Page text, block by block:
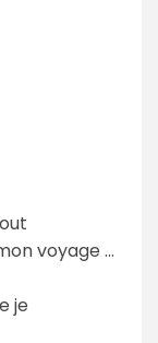
voyage ...
je